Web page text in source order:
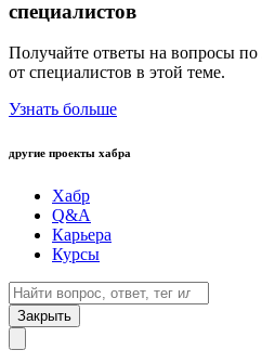
специалистов
Получайте ответы на вопросы
от специалистов в этой теме.
Узнать больше
другие проекты хабра
Хабр
Q&A
Карьера
Курсы
Закрыть